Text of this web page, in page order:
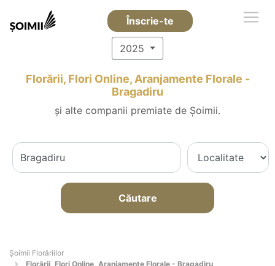
Înscrie-te
2025
Florării, Flori Online, Aranjamente Florale -
Bragadiru
și alte companii premiate de Șoimii.
Căutare
Șoimii Florăriilor
Florării, Flori Online, Aranjamente Florale - Bragadiru